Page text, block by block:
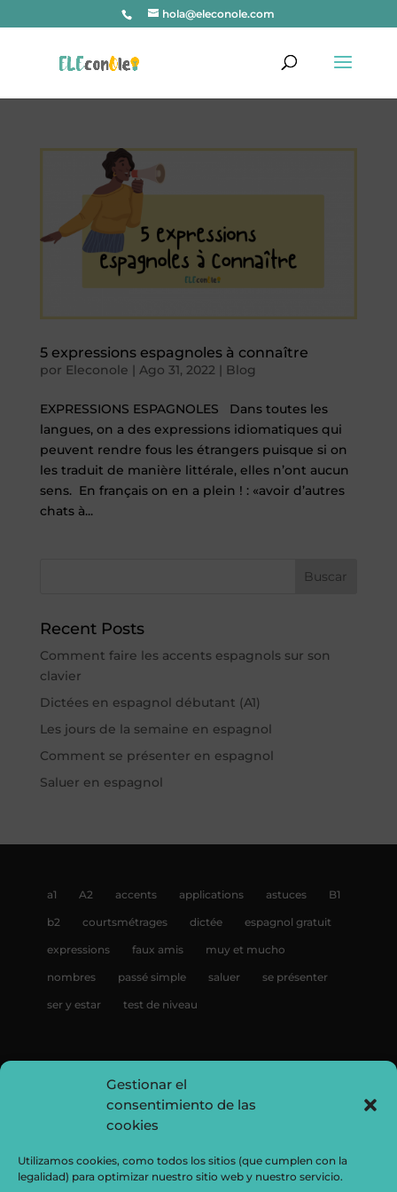
Gestionar el
consentimiento de las
cookies
Utilizamos cookies, como todos los sitios (que cumplen con la
legalidad) para optimizar nuestro sitio web y nuestro servicio.
hola@eleconole.com
5 expressions espagnoles à connaître
por Eleconole | Ago 31, 2022| Blog
EXPRESSIONS ESPAGNOLES Dans toutes les
langues, on a des expressions idiomatiques qui
peuvent rendre fous les étrangers puisque si on
les traduit de manière littérale, elles n’ont aucun
sens. En français on en a plein ! : «avoir d’autres
chats à...
Buscar
Recent Posts
Comment faire les accents espagnols sur son
clavier
Dictées en espagnol débutant (A1)
Les jours de la semaine en espagnol
Comment se présenter en espagnol
Saluer en espagnol
a1 A2 accents applications astuces B1
b2 courtsmétrages dictée espagnol gratuit
expressions faux amis muy et mucho
nombres passé simple saluer se présenter
ser y estar test de niveau